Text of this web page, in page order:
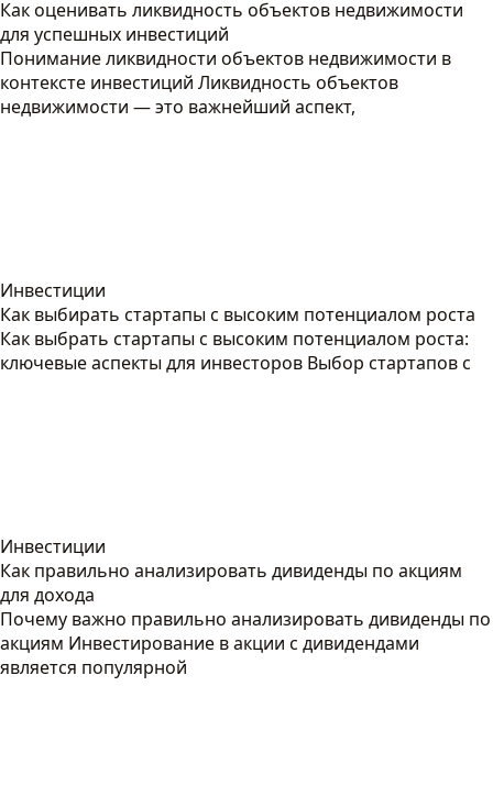
Как оценивать ликвидность объектов недвижимости
для успешных инвестиций
Понимание ликвидности объектов недвижимости в
контексте инвестиций Ликвидность объектов
недвижимости — это важнейший аспект,
Инвестиции
Как выбирать стартапы с высоким потенциалом роста
Как выбрать стартапы с высоким потенциалом роста:
ключевые аспекты для инвесторов Выбор стартапов с
Инвестиции
Как правильно анализировать дивиденды по акциям
для дохода
Почему важно правильно анализировать дивиденды по
акциям Инвестирование в акции с дивидендами
является популярной